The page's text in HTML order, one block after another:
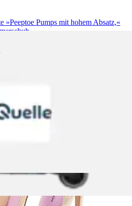
»Peeptoe Pumps mit hohem Absatz,«